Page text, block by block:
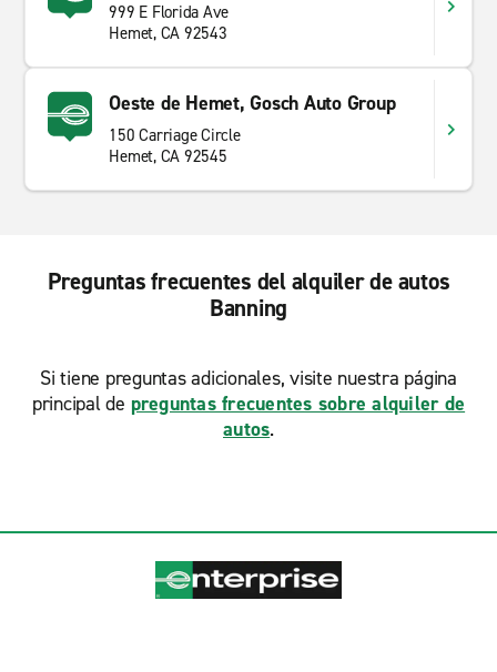
999 E Florida Ave
Hemet, CA 92543
Oeste de Hemet, Gosch Auto Group
150 Carriage Circle
Hemet, CA 92545
Preguntas frecuentes del alquiler de autos
Banning
Si tiene preguntas adicionales, visite nuestra página
principal de preguntas frecuentes sobre alquiler de
autos.